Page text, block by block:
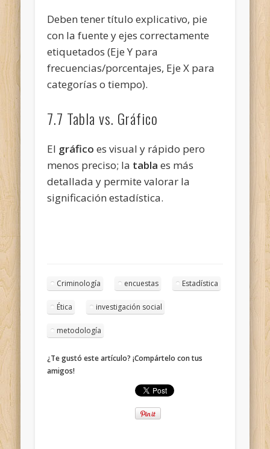
Deben tener título explicativo, pie
con la fuente y ejes correctamente
etiquetados (Eje Y para
frecuencias/porcentajes, Eje X para
categorías o tiempo).
7.7 Tabla vs. Gráfico
El gráfico es visual y rápido pero
menos preciso; la tabla es más
detallada y permite valorar la
significación estadística.
Criminología encuestas Estadística
Ética investigación social
metodología
¿Te gustó este artículo? ¡Compártelo con tus
amigos!